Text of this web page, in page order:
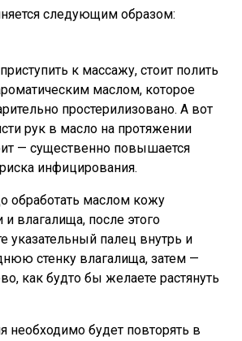
следующим образом:
к массажу, стоит полить
маслом, которое
простерилизовано. А вот
рук в масло на протяжении
— существенно повышается
инфицирования.
обработать маслом кожу
влагалища, после этого
указательный палец внутрь и
стенку влагалища, затем —
как будто бы желаете растянуть
необходимо будет повторять в